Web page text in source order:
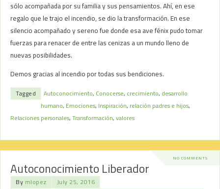
sólo acompañada por su familia y sus pensamientos. Ahí, en ese
regalo que le trajo el incendio, se dio la transformación. En ese
silencio acompañado y sereno fue donde esa ave fénix pudo tomar
fuerzas para renacer de entre las cenizas a un mundo lleno de
nuevas posibilidades.
Demos gracias al incendio por todas sus bendiciones.
Tagged Autoconocimiento, Conocerse, crecimiento, desarrollo
humano, Emociones, Inspiración, relación padres e hijos,
Relaciones personales,Transformación,valores
NO COMMENTS
Autoconocimiento Liberador
By mlopez
July 25, 2016